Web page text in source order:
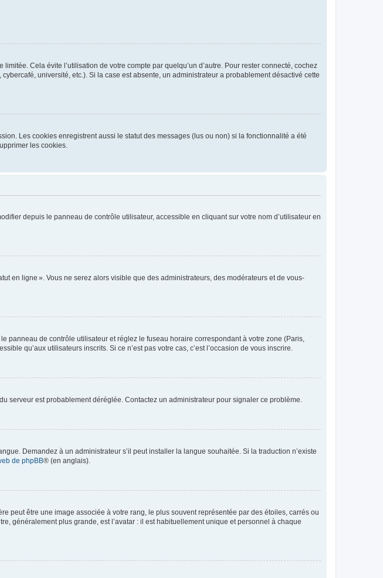
Cela évite l’utilisation de votre compte par quelqu’un d’autre. Pour rester connecté, cochez
université, etc.). Si la case est absente, un administrateur a probablement désactivé cette
Les cookies enregistrent aussi le statut des messages (lus ou non) si la fonctionnalité a été
les cookies.
depuis le panneau de contrôle utilisateur, accessible en cliquant sur votre nom d’utilisateur en
en ligne ». Vous ne serez alors visible que des administrateurs, des modérateurs et de vous-
panneau de contrôle utilisateur et réglez le fuseau horaire correspondant à votre zone (Paris,
qu’aux utilisateurs inscrits. Si ce n’est pas votre cas, c’est l’occasion de vous inscrire.
serveur est probablement déréglée. Contactez un administrateur pour signaler ce problème.
Demandez à un administrateur s’il peut installer la langue souhaitée. Si la traduction n’existe
de phpBB® (en anglais).
peut être une image associée à votre rang, le plus souvent représentée par des étoiles, carrés ou
généralement plus grande, est l’avatar : il est habituellement unique et personnel à chaque